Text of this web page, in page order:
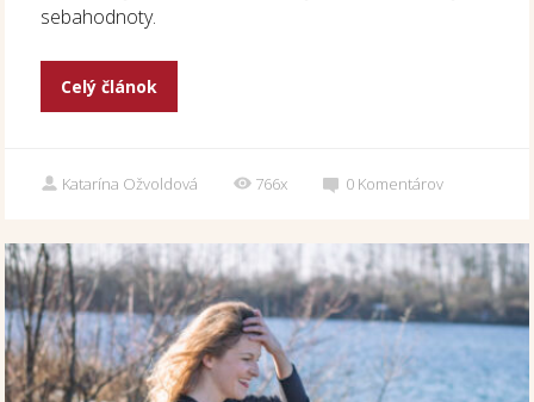
sebahodnoty.
Celý článok
Katarína Ožvoldová 766x 0 Komentárov